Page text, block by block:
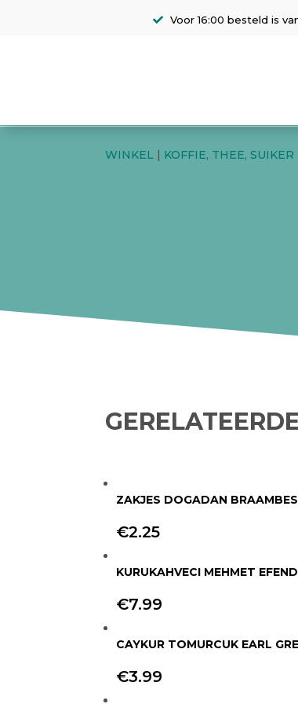
Voor 16:00 besteld is
WINKEL | KOFFIE, THEE, SUIKER
ZAKJES DOGADAN
€2.25
KURUKAHVECI MEHMET
€7.99
CAYKUR TOMURCUK EARL
€3.99